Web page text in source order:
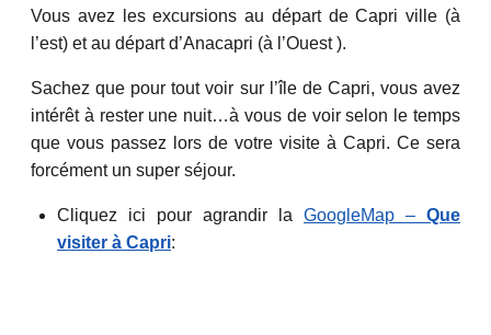
Vous avez les excursions au départ de Capri ville (à
l’est) et au départ d’Anacapri (à l’Ouest ).
Sachez que pour tout voir sur l’île de Capri, vous avez
intérêt à rester une nuit…à vous de voir selon le temps
que vous passez lors de votre visite à Capri. Ce sera
forcément un super séjour.
Cliquez ici pour agrandir la GoogleMap – Que
visiter à Capri: